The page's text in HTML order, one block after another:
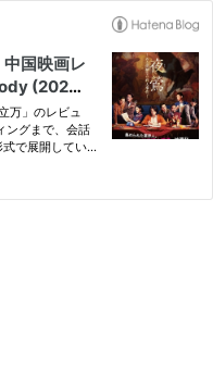
国映画レ
(202
万」のレビュ
ングまで、会話
で展開していく
、邓家佳（ダ